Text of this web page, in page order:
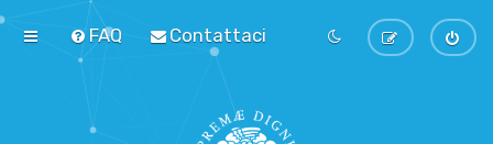
FAQ Contattaci